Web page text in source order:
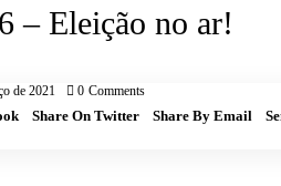
– Eleição no ar!
de 2021 0 Comments
Share On Twitter Share By Email